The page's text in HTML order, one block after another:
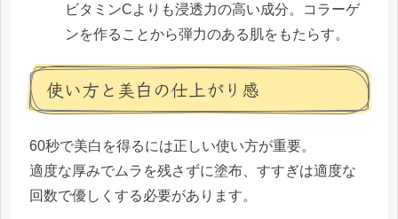
ビタミンCよりも浸透力の高い成分。コラーゲ
ンを作ることから弾力のある肌をもたらす。
使い方と美白の仕上がり感
60秒で美白を得るには正しい使い方が重要。
適度な厚みでムラを残さずに塗布、すすぎは適度な
回数で優しくする必要があります。